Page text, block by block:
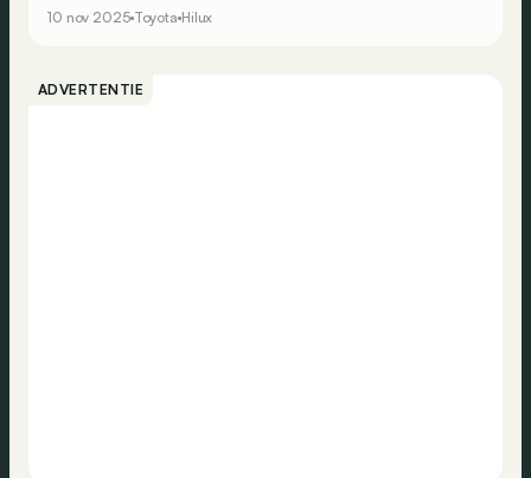
10 nov 2025 Toyota Hilux
ADVERTENTIE